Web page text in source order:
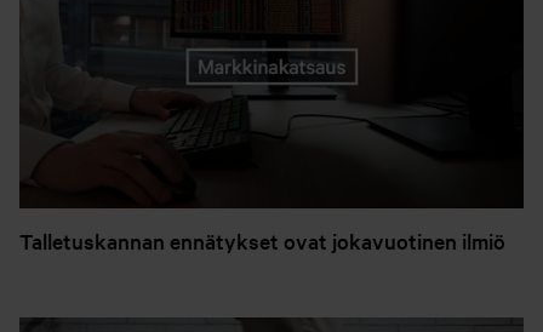
Talletuskannan ennätykset ovat jokavuotinen ilmiö